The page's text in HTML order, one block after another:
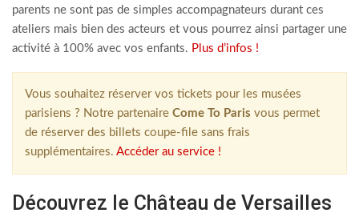
parents ne sont pas de simples accompagnateurs durant ces
ateliers mais bien des acteurs et vous pourrez ainsi partager une
activité à 100% avec vos enfants. Plus d’infos !
Vous souhaitez réserver vos tickets pour les musées
parisiens ? Notre partenaire Come To Paris vous permet
de réserver des billets coupe-file sans frais
supplémentaires. Accéder au service !
Découvrez le Château de Versailles